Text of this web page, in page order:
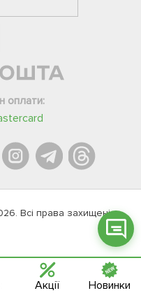
оплати:
Всі права захищені
Фейсбук
Вайбер
Інстаграм
Онлайн чат
Акції Новинки